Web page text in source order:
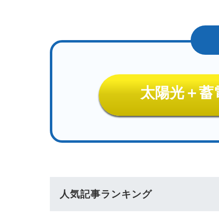
太陽光＋蓄
人気記事ランキング